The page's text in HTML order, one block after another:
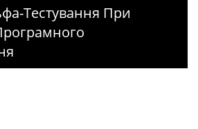
Тестування При